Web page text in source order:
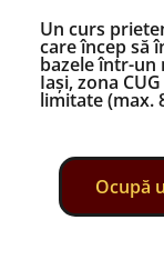
Un curs
care încep să
bazele într-un
Iași, zona
limitate (max.
Ocupă